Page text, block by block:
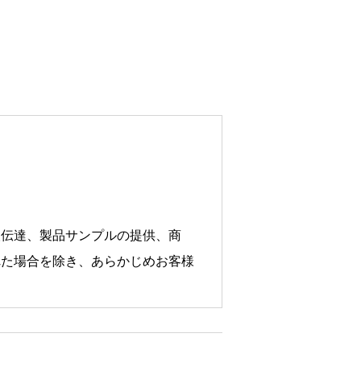
達、製品サンプルの提供、商
場合を除き、あらかじめお客様
ません。